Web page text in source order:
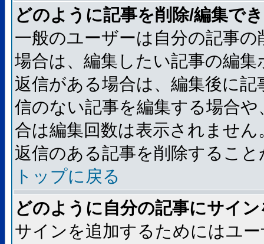
どのように記事を削除/編集で
一般のユーザーは自分の記事
場合は、編集したい記事の編
返信がある場合は、編集後に
信のない記事を編集する場合
合は編集回数は表示されませ
返信のある記事を削除するこ
トップに戻る
どのように自分の記事にサイ
サインを追加するためにはユ